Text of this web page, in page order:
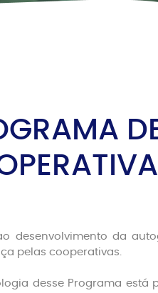
desenvolvimento da
pelas cooperativas.
desse Programa está